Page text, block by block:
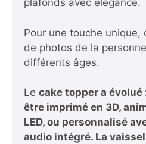
plafonds avec élégance.
Pour une touche unique,
de photos de la
différents âges.
Le cake topper a
être imprimé en 3D,
LED, ou personnalisé
audio intégré. La